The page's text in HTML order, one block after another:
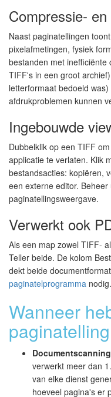
Compressie-
Naast paginatellingen
pixelafmetingen, fysiek
bestanden met
TIFF's in een groot
letterformaat bedoeld
afdrukproblemen kunnen
Ingebouwde
Dubbelklik op een TIFF
applicatie te verlaten. Klik
bestandsacties: kopiëren,
een externe editor.
paginatellingsweergave.
Verwerkt ook
Als een map zowel TIFF-
Teller beide. De kolom
dekt beide
paginatelprogramma nodig.
Wanneer
verwerkt meer dan
van elke dienst
hoeveel pagina's er